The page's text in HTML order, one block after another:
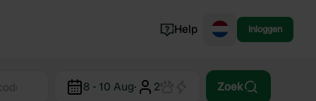
Portugal
Help Inloggen
8 - 10 Aug· 2 Zoek